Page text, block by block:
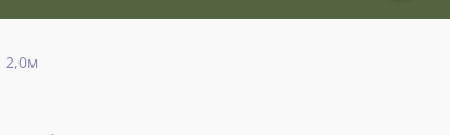
2,0м